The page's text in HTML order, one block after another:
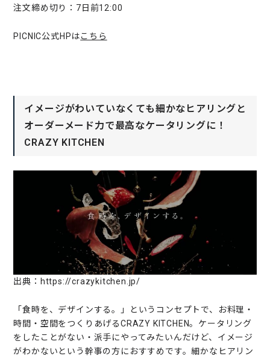
注文締め切り：7日前12:00
PICNIC公式HPはこちら
イメージがわいていなくても細かなヒアリングと
オーダーメード力で最高なケータリングに！
CRAZY KITCHEN
出典：https://crazykitchen.jp/
「食時を、デザインする。」というコンセプトで、お料理・
時間・空間をつくりあげるCRAZY KITCHEN。ケータリング
をしたことがない・派手にやってみたいんだけど、イメージ
がわかないという幹事の方におすすめです。細かなヒアリン